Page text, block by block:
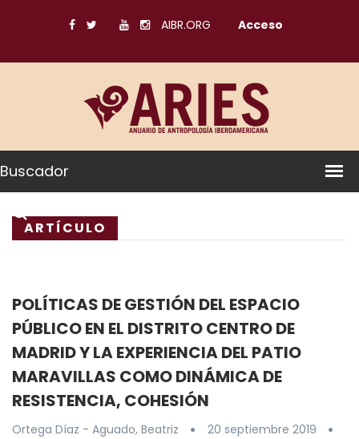
AIBR.ORG Acceso
Buscador
ARTÍCULO
POLÍTICAS DE GESTIÓN DEL ESPACIO
PÚBLICO EN EL DISTRITO CENTRO DE
MADRID Y LA EXPERIENCIA DEL PATIO
MARAVILLAS COMO DINÁMICA DE
RESISTENCIA, COHESIÓN
Ortega Díaz - Aguado, Beatriz
20 septiembre 2019